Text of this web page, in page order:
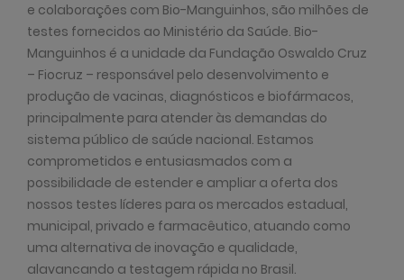
e colaborações com Bio-Manguinhos, são milhões de
testes fornecidos ao Ministério da Saúde. Bio-
Manguinhos é a unidade da Fundação Oswaldo Cruz
– Fiocruz – responsável pelo desenvolvimento e
produção de vacinas, diagnósticos e biofármacos,
principalmente para atender às demandas do
sistema público de saúde nacional. Estamos
comprometidos e entusiasmados com a
possibilidade de estender e ampliar a oferta dos
nossos testes líderes para os mercados estadual,
municipal, privado e farmacêutico, atuando como
uma alternativa de inovação e qualidade,
alavancando a testagem rápida no Brasil.